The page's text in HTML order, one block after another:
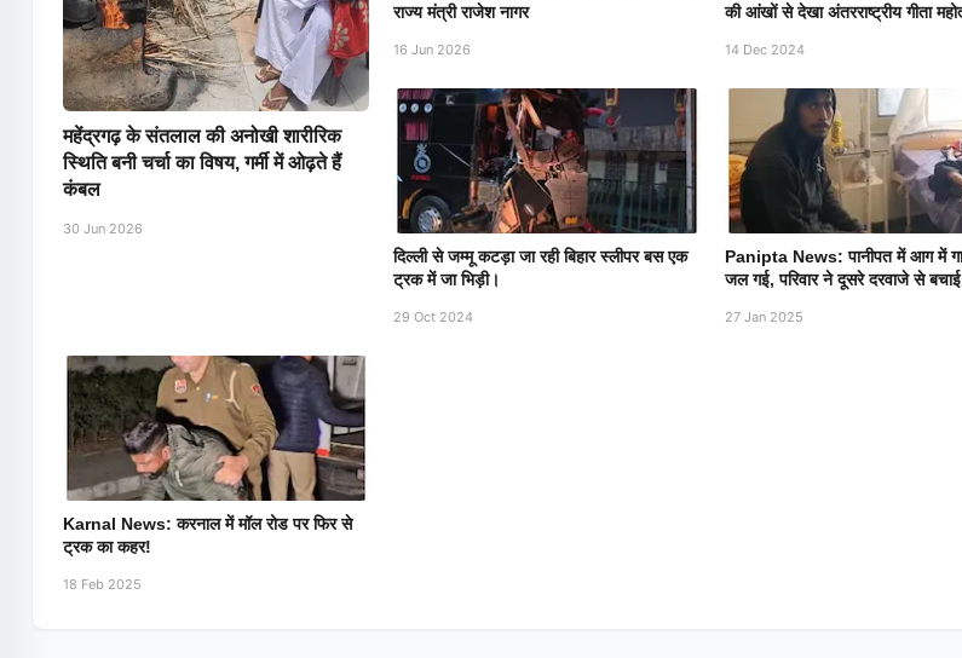
महेंद्रगढ़ के संतलाल की अनोखी शारीरिक
स्थिति बनी चर्चा का विषय, गर्मी में ओढ़ते हैं
कंबल
30 Jun 2026
राज्य मंत्री राजेश नागर
16 Jun 2026
की आंखों से देखा अंतरराष्ट्रीय गीता
14 Dec 2024
दिल्ली से जम्मू कटड़ा जा रही बिहार स्लीपर बस एक
ट्रक में जा भिड़ी।
29 Oct 2024
Panipta News: पानीपत में आग में
जल गई, परिवार ने दूसरे दरवाजे से
27 Jan 2025
Karnal News: करनाल में मॉल रोड पर फिर से
ट्रक का कहर!
18 Feb 2025